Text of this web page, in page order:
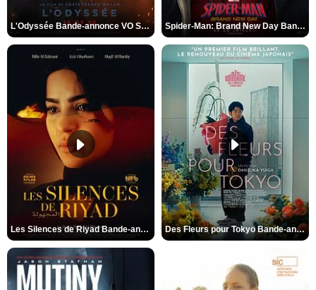
L'Odyssée Bande-annonce VO STFR Spider-Man: Brand New Day Bande-annonce VO STFR
Les Silences de Riyad Bande-annonce VO STFR Des Fleurs pour Tokyo Bande-annonce VO STFR